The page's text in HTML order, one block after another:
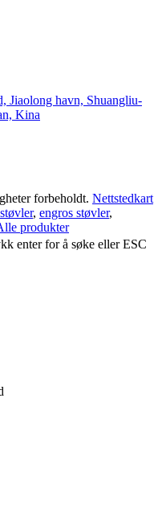
Jiaolong havn, Shuangliu-
Kina
forbeholdt. Nettstedkart
, engros støvler,
produkter
enter for å søke eller ESC